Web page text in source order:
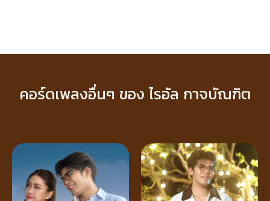
คอร์ดเพลงอื่นๆ ของ ไรอัล กาจบัณฑิต